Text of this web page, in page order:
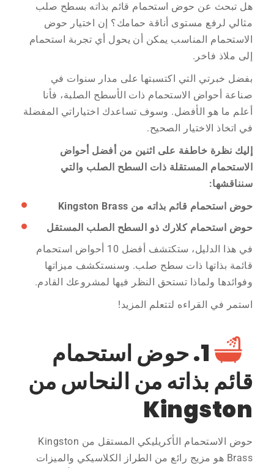
هل تبحث عن حوض استحمام قائم بذاته بسطح صلب
مثالي لرفع مستوى أناقة حمامك؟ إن اختيار حوض
الاستحمام المناسب يمكن أن يحول أي تجربة استحمام
إلى ملاذ فاخر.
بفضل خبرتي التي اكتسبتها على مدار سنوات في
صناعة أحواض الاستحمام ذات الأسطح الصلبة، فأنا
أعلم ما هو الأفضل. وسوف تساعدك اختياراتي المفضلة
في اتخاذ الاختيار الصحيح.
إليك نظرة خاطفة على اثنين من أفضل أحواض
الاستحمام المستقلة ذات السطح الصلب والتي
سنناقشها:
حوض استحمام قائم بذاته من Kingston Brass
حوض استحمام كلارك ذو السطح الصلب المستقل
في هذا الدليل، ستكتشف أفضل 10 أحواض استحمام
قائمة بذاتها ذات سطح صلب. وسنستكشف ميزاتها
وفوائدها ولماذا تستحق النظر فيها لمشروعك القادم.
استمر في القراءه لتتعلم المزيد!
1. حوض استحمام
قائم بذاته من النحاس من
Kingston
حوض الاستحمام الأكريليكي المستقل من Kingston
Brass هو مزيج رائع من الطراز الكلاسيكي والميزات